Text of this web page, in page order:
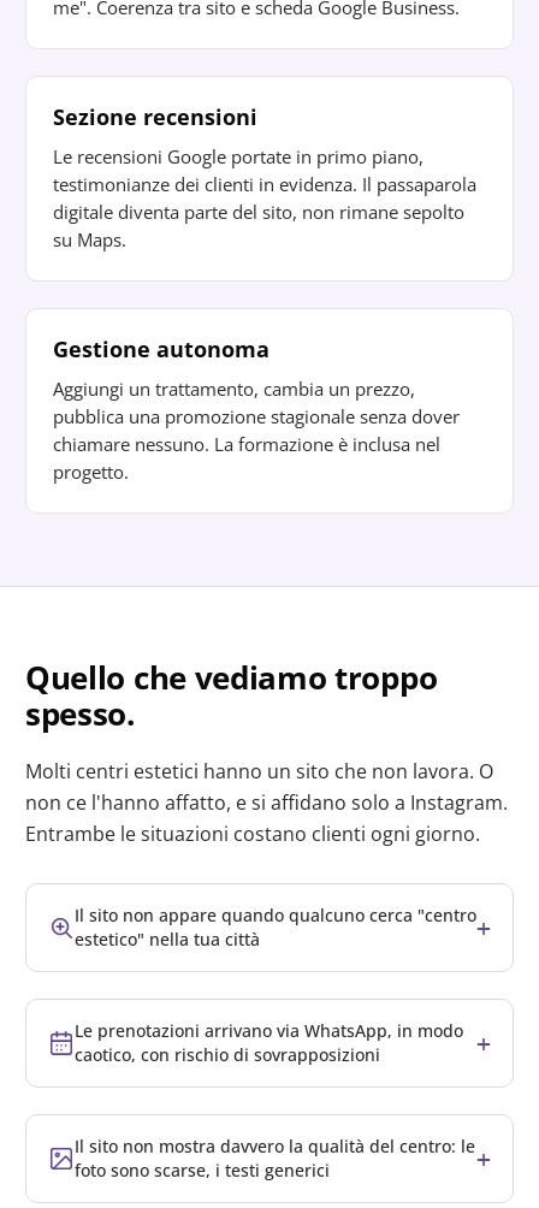
me". Coerenza tra sito e scheda Google Business.
Sezione recensioni
Le recensioni Google portate in primo piano,
testimonianze dei clienti in evidenza. Il passaparola
digitale diventa parte del sito, non rimane sepolto
su Maps.
Gestione autonoma
Aggiungi un trattamento, cambia un prezzo,
pubblica una promozione stagionale senza dover
chiamare nessuno. La formazione è inclusa nel
progetto.
Quello che vediamo troppo
spesso.
Molti centri estetici hanno un sito che non lavora. O
non ce l'hanno affatto, e si affidano solo a Instagram.
Entrambe le situazioni costano clienti ogni giorno.
Il sito non appare quando qualcuno cerca "centro
estetico" nella tua città
+
Le prenotazioni arrivano via WhatsApp, in modo
caotico, con rischio di sovrapposizioni
+
Il sito non mostra davvero la qualità del centro: le
foto sono scarse, i testi generici
+